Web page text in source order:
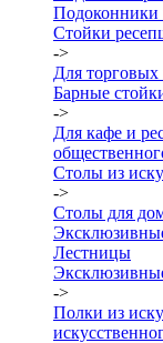
Подоконники
Стойки
->
Для
Барные
->
Для кафе и
Столы из
->
Столы для
Лестницы
->
Полки из